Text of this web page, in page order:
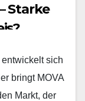
Starke
sich
bringt MOVA
Markt, der